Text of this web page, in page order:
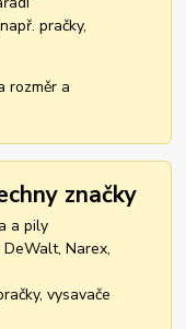
pračky,
rozměr a
značky
a pily
Narex,
vysavače